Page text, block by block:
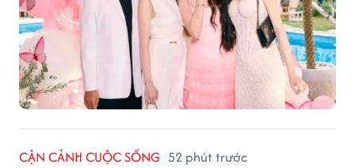
CẬN CẢNH CUỘC SỐNG 52 phút trước